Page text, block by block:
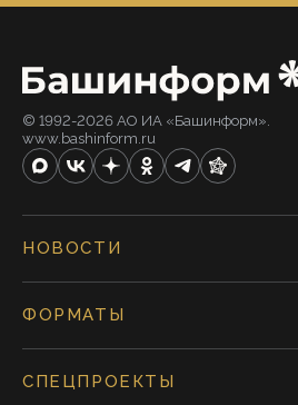
© 1992-2026 АО ИА «Башинформ».
www.bashinform.ru
НОВОСТИ
ФОРМАТЫ
СПЕЦПРОЕКТЫ